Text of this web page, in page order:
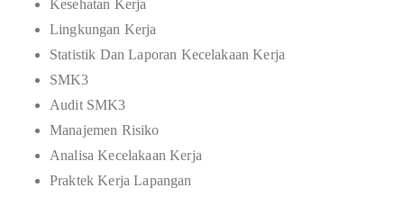
Kesehatan Kerja
Lingkungan Kerja
Statistik Dan Laporan Kecelakaan Kerja
SMK3
Audit SMK3
Manajemen Risiko
Analisa Kecelakaan Kerja
Praktek Kerja Lapangan